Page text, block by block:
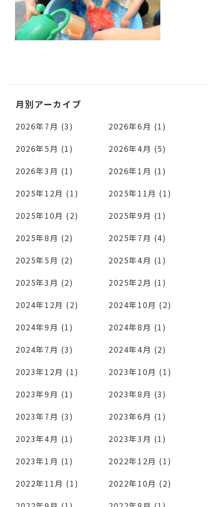
月別アーカイブ
2026年7月 (3)
2026年6月 (1)
2026年5月 (1)
2026年4月 (5)
2026年3月 (1)
2026年1月 (1)
2025年12月 (1)
2025年11月 (1)
2025年10月 (2)
2025年9月 (1)
2025年8月 (2)
2025年7月 (4)
2025年5月 (2)
2025年4月 (1)
2025年3月 (2)
2025年2月 (1)
2024年12月 (2)
2024年10月 (2)
2024年9月 (1)
2024年8月 (1)
2024年7月 (3)
2024年4月 (2)
2023年12月 (1)
2023年10月 (1)
2023年9月 (1)
2023年8月 (3)
2023年7月 (3)
2023年6月 (1)
2023年4月 (1)
2023年3月 (1)
2023年1月 (1)
2022年12月 (1)
2022年11月 (1)
2022年10月 (2)